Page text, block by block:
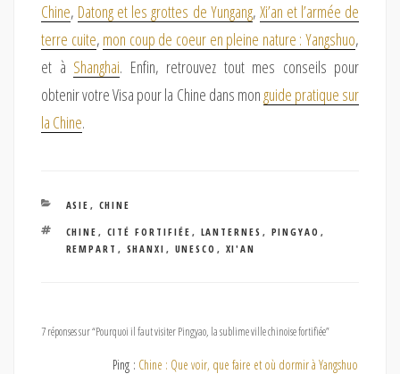
Chine, Datong et les grottes de Yungang, Xi’an et l’armée de
terre cuite, mon coup de coeur en pleine nature : Yangshuo,
et à Shanghai. Enfin, retrouvez tout mes conseils pour
obtenir votre Visa pour la Chine dans monguide pratique sur
la Chine.
CATÉGORIES
ASIE , CHINE
ÉTIQUETTES
CHINE , CITÉ FORTIFIÉE , LANTERNES , PINGYAO ,
REMPART , SHANXI , UNESCO , XI'AN
7 réponses sur “Pourquoi il faut visiter Pingyao, la sublime ville chinoise fortifiée”
Ping : Chine : Que voir, que faire et où dormir à Yangshuo